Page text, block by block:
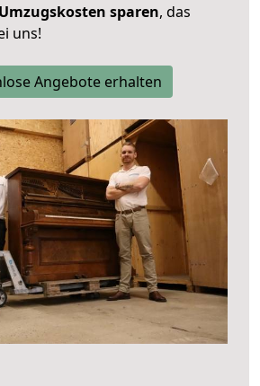
sparen, das
uns!
Angebote erhalten